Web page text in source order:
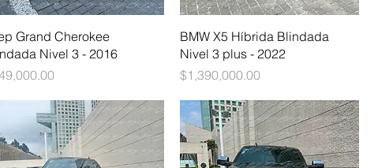
Vista rápida
Grand Cherokee
Nivel 3 - 2016
Vista rápida
BMW X5 Híbrida Blindada
Nivel 3 plus - 2022
Precio
$1,390,000.00